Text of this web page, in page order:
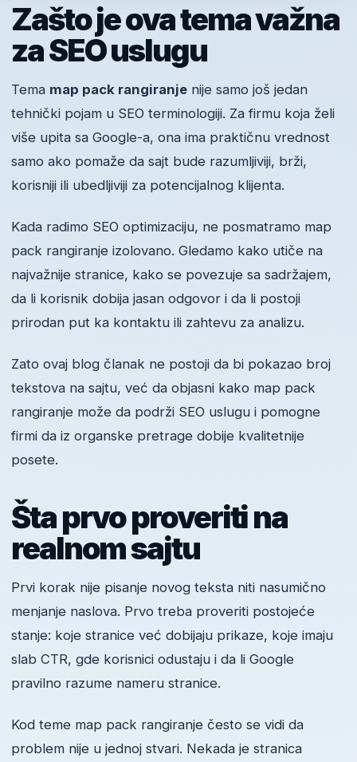
Zašto je ova tema važna
za SEO uslugu
Tema map pack rangiranje nije samo još jedan
tehnički pojam u SEO terminologiji. Za firmu koja želi
više upita sa Google-a, ona ima praktičnu vrednost
samo ako pomaže da sajt bude razumljiviji, brži,
korisniji ili ubedljiviji za potencijalnog klijenta.
Kada radimo SEO optimizaciju, ne posmatramo map
pack rangiranje izolovano. Gledamo kako utiče na
najvažnije stranice, kako se povezuje sa sadržajem,
da li korisnik dobija jasan odgovor i da li postoji
prirodan put ka kontaktu ili zahtevu za analizu.
Zato ovaj blog članak ne postoji da bi pokazao broj
tekstova na sajtu, već da objasni kako map pack
rangiranje može da podrži SEO uslugu i pomogne
firmi da iz organske pretrage dobije kvalitetnije
posete.
Šta prvo proveriti na
realnom sajtu
Prvi korak nije pisanje novog teksta niti nasumično
menjanje naslova. Prvo treba proveriti postojeće
stanje: koje stranice već dobijaju prikaze, koje imaju
slab CTR, gde korisnici odustaju i da li Google
pravilno razume nameru stranice.
Kod teme map pack rangiranje često se vidi da
problem nije u jednoj stvari. Nekada je stranica